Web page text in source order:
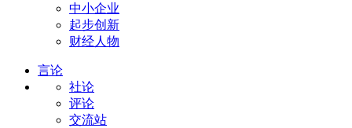
中小企业
起步创新
财经人物
言论
社论
评论
交流站